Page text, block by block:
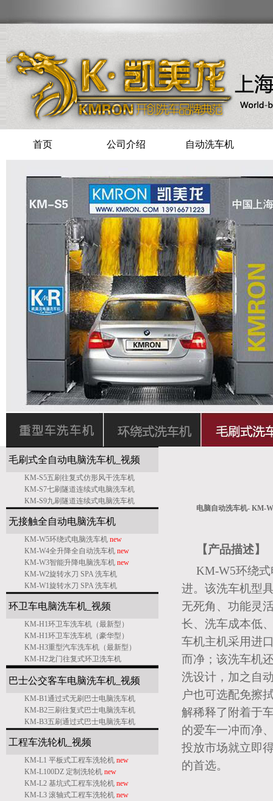
首页 公司介绍 自动洗车机
毛刷式全自动电脑洗车机_ 视频
KM-S5五刷往复式仿形风干洗车机
KM-S7七刷隧道连续式电脑洗车机
KM-S9九刷隧道连续式电脑洗车机
无接触全自动电脑洗车机
KM-W5环绕式电脑洗车机 new
KM-W4全升降全自动洗车机 new
KM-W3智能升降电脑洗车机 new
KM-W2旋转水刀 SPA 洗车机
KM-W1旋转水刀 SPA 洗车机
环卫车电脑洗车机_ 视频
KM-H1环卫车洗车机（最新型）
KM-H1环卫车洗车机（豪华型）
KM-H3重型汽车洗车机（最新型）
KM-H2龙门往复式环卫洗车机
巴士公交客车电脑洗车机 视频
KM-B1通过式无刷巴士电脑洗车机
KM-B2三刷往复式巴士电脑洗车机
KM-B3五刷通过式巴士电脑洗车机
工程车洗轮机 视频
KM-L1 平板式工程车洗轮机 new
KM-L100DZ 定制洗轮机 new
KM-L2 基坑式工程车洗轮机 new
KM-L3 滚轴式工程车洗轮机 new
电脑自动洗车机- KM-
【产品描述
KM-W5环绕
进。该洗车机型
无死角、功能灵
长、洗车成本低
车机主机采用进
而净；该洗车机
洗设计，加之自
户也可选配免擦
解稀释了附着于
的爱车一冲而净
投放市场就立即
的首选。